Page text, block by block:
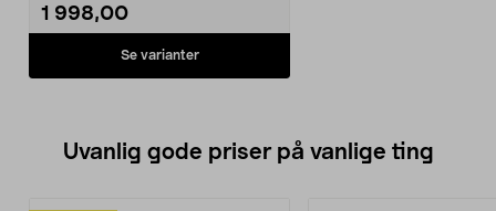
• Leveres med 3 puter.
1 998,00
Se varianter
Uvanlig gode priser på vanlige ting